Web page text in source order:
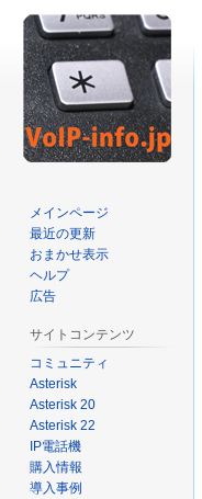
メインページ
最近の更新
おまかせ表示
ヘルプ
広告
サイトコンテンツ
コミュニティ
Asterisk
Asterisk 20
Asterisk 22
IP電話機
購入情報
導入事例